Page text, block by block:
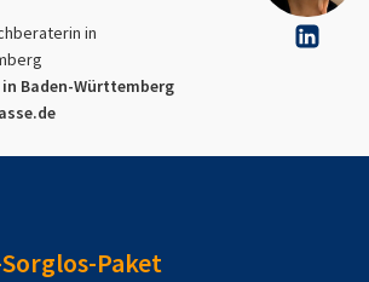
in
in Baden-Württemberg
Paket